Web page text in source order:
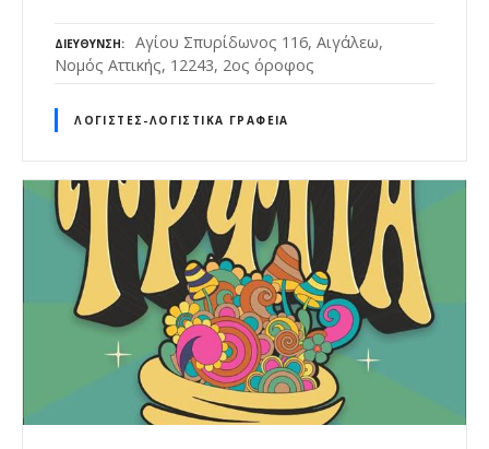
ΔΙΕΎΘΥΝΣΗ
Αγίου Σπυρίδωνος 116, Αιγάλεω,
Νομός Αττικής, 12243, 2ος όροφος
ΛΟΓΙΣΤΈΣ-ΛΟΓΙΣΤΙΚΆ ΓΡΑΦΕΊΑ